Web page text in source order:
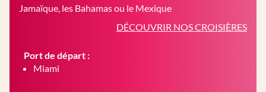
Jamaïque, les Bahamas ou le Mexique
DÉCOUVRIR NOS CROISIÈRES
Port de départ :
Miami